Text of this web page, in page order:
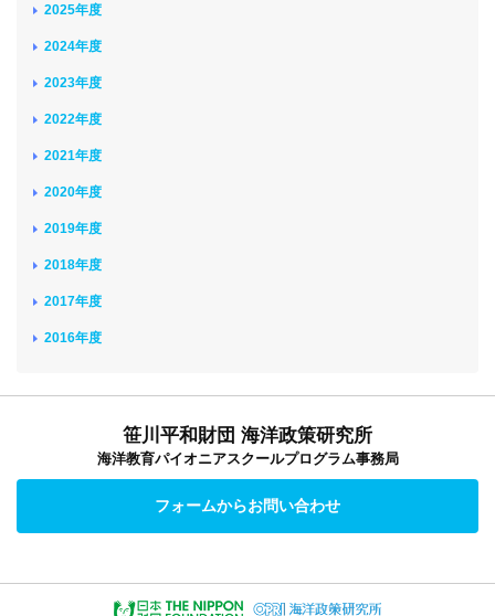
2025年度
2024年度
2023年度
2022年度
2021年度
2020年度
2019年度
2018年度
2017年度
2016年度
笹川平和財団 海洋政策研究所
海洋教育パイオニアスクールプログラム事務局
フォームからお問い合わせ